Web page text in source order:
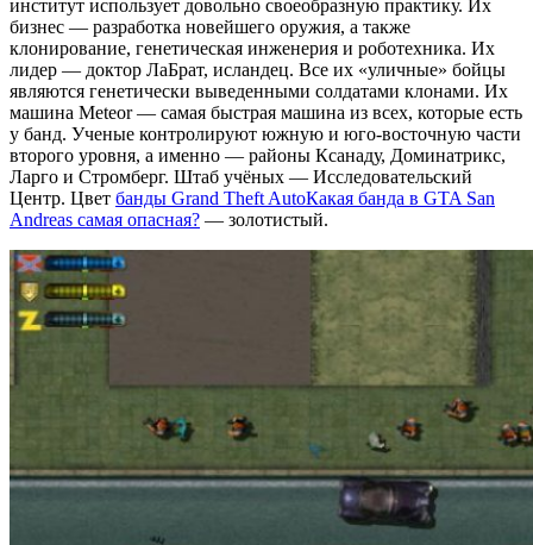
институт использует довольно своеобразную практику. Их
бизнес — разработка новейшего оружия, а также
клонирование, генетическая инженерия и роботехника. Их
лидер — доктор ЛаБрат, исландец. Все их «уличные» бойцы
являются генетически выведенными солдатами клонами. Их
машина Meteor — самая быстрая машина из всех, которые есть
у банд. Ученые контролируют южную и юго-восточную части
второго уровня, а именно — районы Ксанаду, Доминатрикс,
Ларго и Стромберг. Штаб учёных — Исследовательский
Центр. Цвет банды Grand Theft AutoКакая банда в GTA San
Andreas самая опасная? — золотистый.